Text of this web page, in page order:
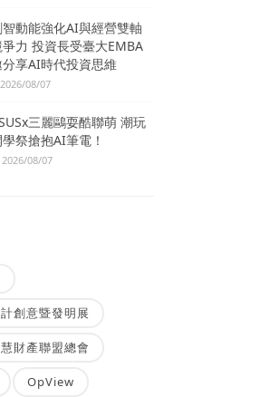
動能強化AI與經營雙軸
力 投資長受臺大EMBA
享AI時代投資思維
2026/08/07
三麗鷗耍酷聯萌 潮玩
學祭搶抱AI筆電！
2026/08/07
創意暨發明展
財產聯盟總會
OpView